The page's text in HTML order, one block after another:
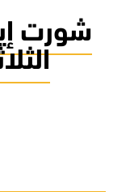
شورت